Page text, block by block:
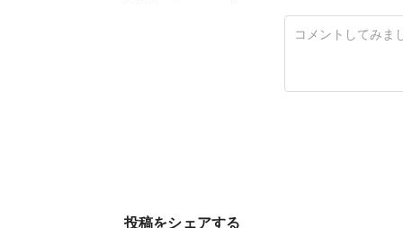
投稿をシェアする